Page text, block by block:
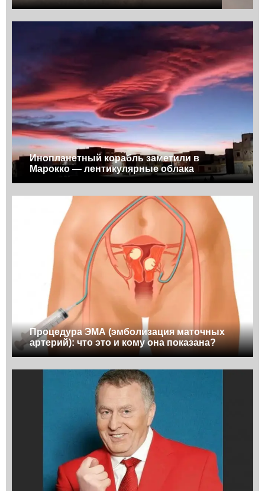
Инопланетный корабль заметили в
Марокко — лентикулярные облака
Процедура ЭМА (эмболизация маточных
артерий): что это и кому она показана?